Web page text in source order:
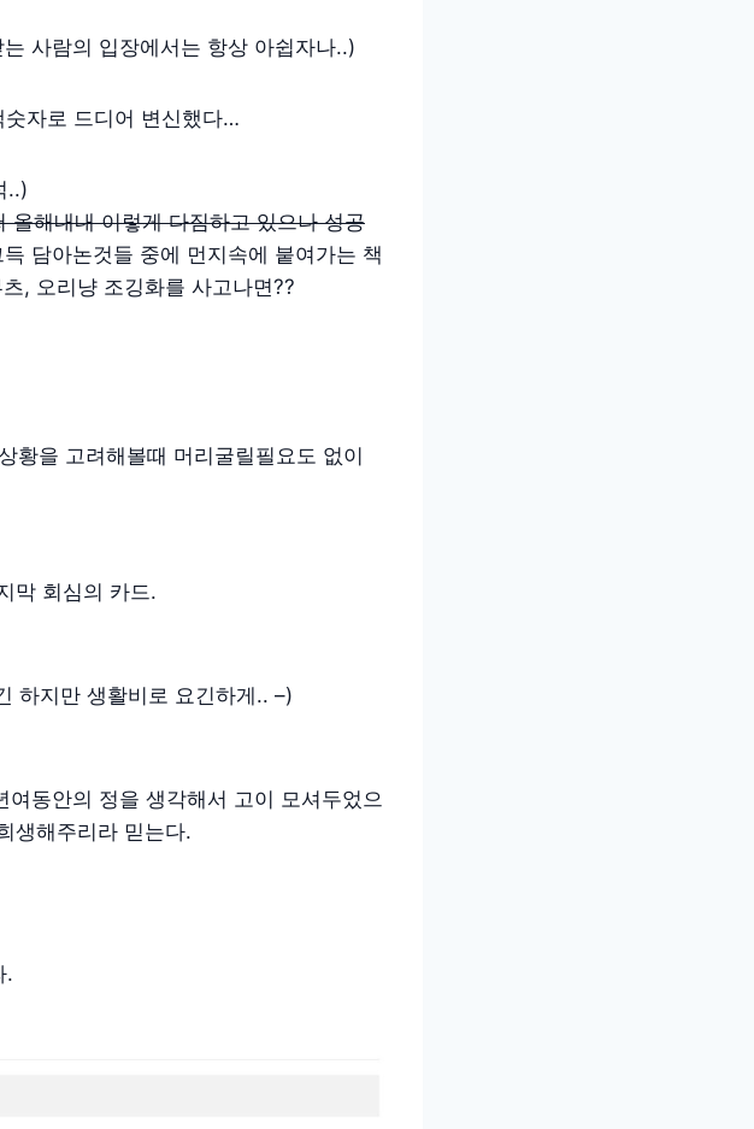
사람의 입장에서는 항상 아쉽자나..)
숫자로 드디어 변신했다…
..)
올해내내 이렇게 다짐하고 있으나 성공
담아논것들 중에 먼지속에 붙여가는 책
, 오리냥 조깅화를 사고나면??
황을 고려해볼때 머리굴릴필요도 없이
막 회심의 카드.
하지만 생활비로 요긴하게.. –)
동안의 정을 생각해서 고이 모셔두었으
생해주리라 믿는다.
.